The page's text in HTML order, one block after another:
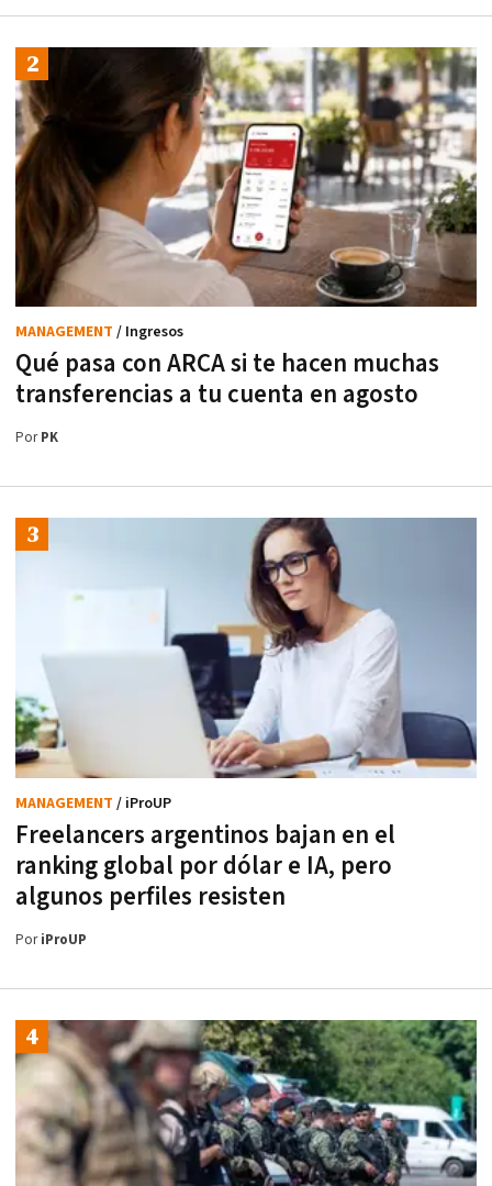
Qué pasa con ARCA si te hacen muchas
transferencias a tu cuenta en agosto
MANAGEMENT / Ingresos
PorPK
Freelancers argentinos bajan en el
ranking global por dólar e IA, pero
algunos perfiles resisten
MANAGEMENT / iProUP
PoriProUP